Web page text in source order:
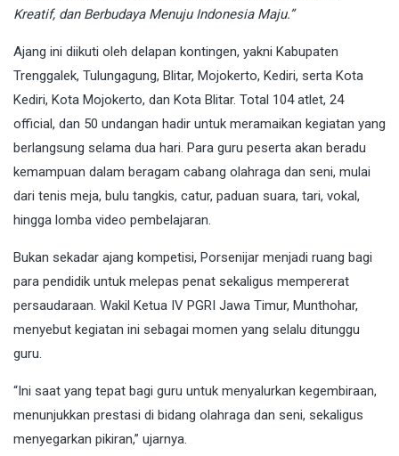
Kreatif, dan Berbudaya Menuju Indonesia Maju.”
Ajang ini diikuti oleh delapan kontingen, yakni Kabupaten
Trenggalek, Tulungagung, Blitar, Mojokerto, Kediri, serta Kota
Kediri, Kota Mojokerto, dan Kota Blitar. Total 104 atlet, 24
official, dan 50 undangan hadir untuk meramaikan kegiatan yang
berlangsung selama dua hari. Para guru peserta akan beradu
kemampuan dalam beragam cabang olahraga dan seni, mulai
dari tenis meja, bulu tangkis, catur, paduan suara, tari, vokal,
hingga lomba video pembelajaran.
Bukan sekadar ajang kompetisi, Porsenijar menjadi ruang bagi
para pendidik untuk melepas penat sekaligus mempererat
persaudaraan. Wakil Ketua IV PGRI Jawa Timur, Munthohar,
menyebut kegiatan ini sebagai momen yang selalu ditunggu
guru.
“Ini saat yang tepat bagi guru untuk menyalurkan kegembiraan,
menunjukkan prestasi di bidang olahraga dan seni, sekaligus
menyegarkan pikiran,” ujarnya.